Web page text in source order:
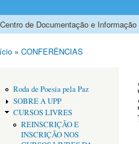
principal
Centro de Documentação e Informação
» CONFERÊNCIAS
Roda de Poesia pela Paz
SOBRE A UPP
CURSOS LIVRES
REINSCRIÇÃO E
INSCRIÇÃO NOS